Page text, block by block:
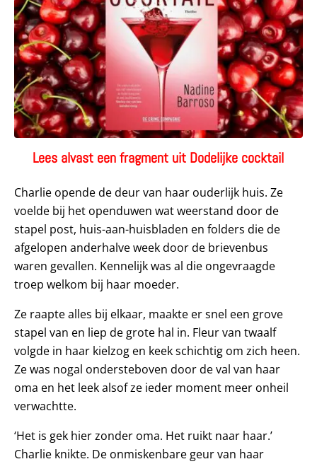
Lees alvast een fragment uit Dodelijke cocktail
Charlie opende de deur van haar ouderlijk huis. Ze
voelde bij het openduwen wat weerstand door de
stapel post, huis-aan-huisbladen en folders die de
afgelopen anderhalve week door de brievenbus
waren gevallen. Kennelijk was al die ongevraagde
troep welkom bij haar moeder.
Ze raapte alles bij elkaar, maakte er snel een grove
stapel van en liep de grote hal in. Fleur van twaalf
volgde in haar kielzog en keek schichtig om zich heen.
Ze was nogal ondersteboven door de val van haar
oma en het leek alsof ze ieder moment meer onheil
verwachtte.
‘Het is gek hier zonder oma. Het ruikt naar haar.’
Charlie knikte. De onmiskenbare geur van haar